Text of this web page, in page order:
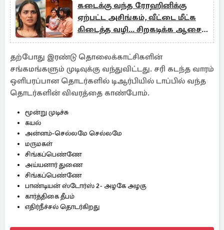
கடைக்கு வந்த ரோஹினிக்கு
ஏற்பட்ட அசிங்கம், வீட்டை மீட்க
கிடைத்த வழி... சிறகடிக்க ஆசை
சீரியல்
தற்போது இரண்டு தொலைக்காட்சிகளின்
சங்கமங்களும் முடிவுக்கு வந்துவிட்டது. சரி கடந்த வாரம்
ஒளிபரப்பான தொடர்களில் டிஆர்பியில் டாப்பில் வந்த
தொடர்களின் விவரத்தை காண்போம்.
மூன்று முடிச்சு
கயல்
அன்னம்-செல்லமே செல்லமே
மருமகள்
சிங்கப்பெண்ணே
அய்யனார் துணை
சிங்கப்பெண்ணே
பாண்டியன் ஸ்டோர்ஸ் 2- அழகே அழகு
கார்த்திகை தீபம்
எதிர்நீச்சல் தொடர்கிறது